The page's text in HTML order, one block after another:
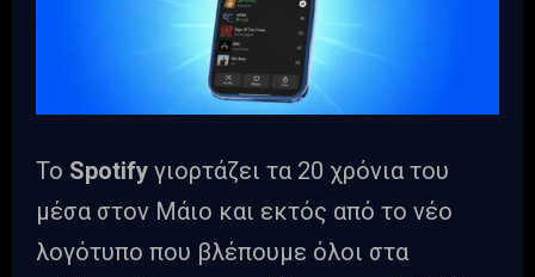
Το Spotify γιορτάζει τα 20 χρόνια του
μέσα στον Μάιο και εκτός από το νέο
λογότυπο που βλέπουμε όλοι στα